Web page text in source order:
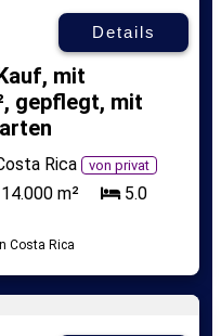
Details
mit
gepflegt, mit
Rica von privat
14.000 m²
5.0